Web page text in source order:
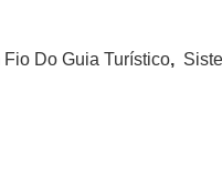
Do Guia Turístico,